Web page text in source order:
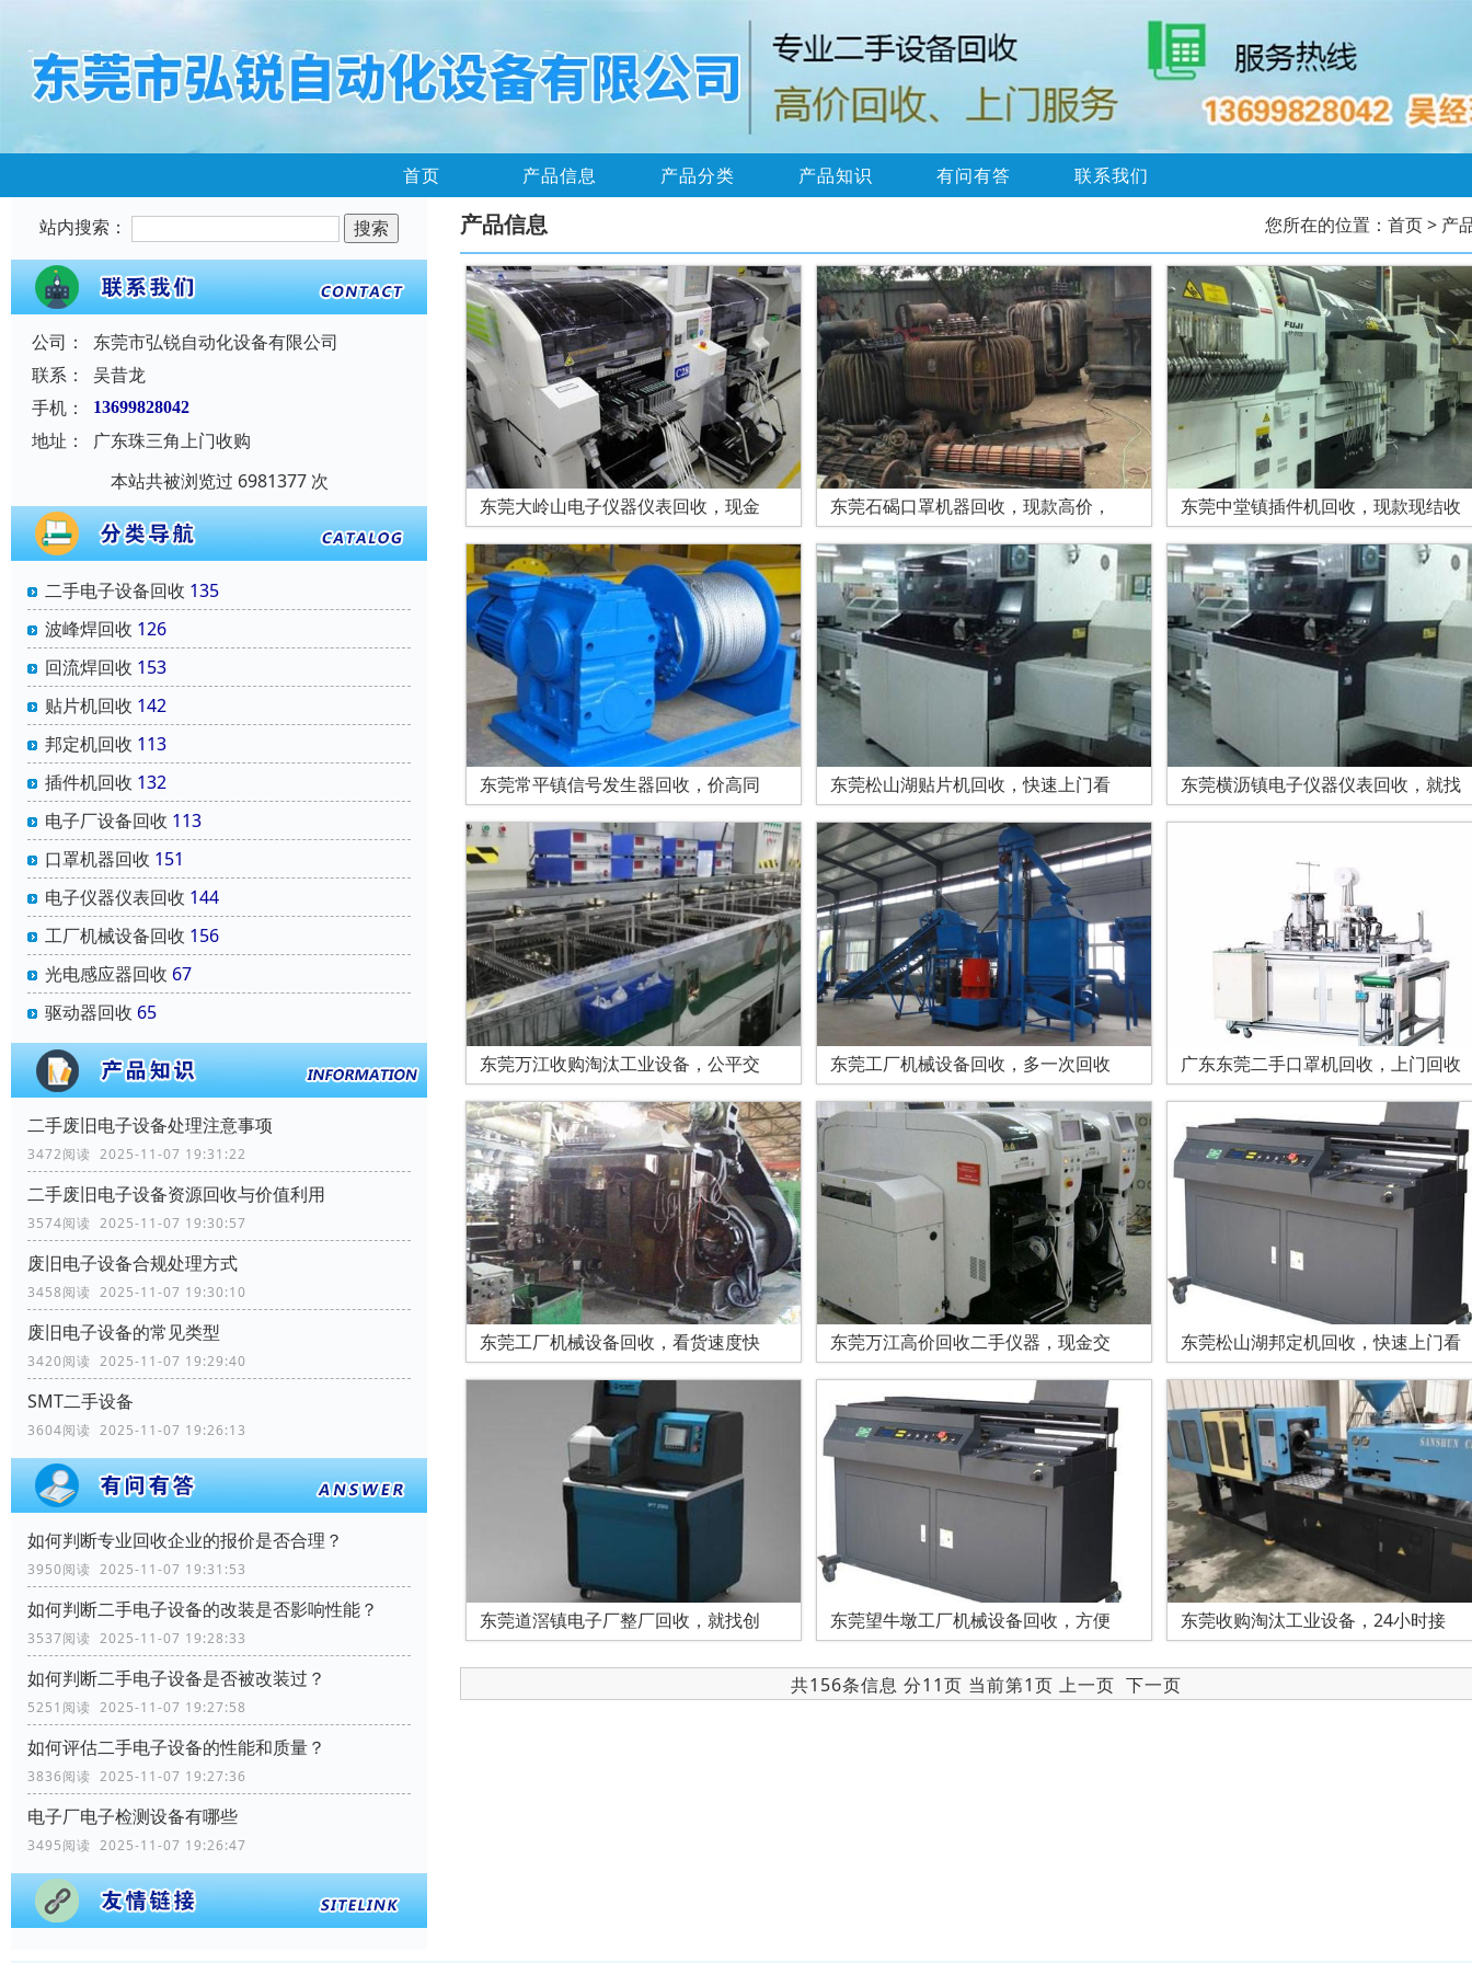
首页 产品信息 产品分类 产品知识 有问有答 联系我们
站内搜索：
公司：
东莞市弘锐自动化设备有限公司
联系：
吴昔龙
手机：
13699828042
地址：
广东珠三角上门收购
本站共被浏览过 6981377 次
二手电子设备回收 135
波峰焊回收 126
回流焊回收 153
贴片机回收 142
邦定机回收 113
插件机回收 132
电子厂设备回收 113
口罩机器回收 151
电子仪器仪表回收 144
工厂机械设备回收 156
光电感应器回收 67
驱动器回收 65
二手废旧电子设备处理注意事项
3472阅读 2025-11-07 19:31:22
二手废旧电子设备资源回收与价值利用
3574阅读 2025-11-07 19:30:57
废旧电子设备合规处理方式
3458阅读 2025-11-07 19:30:10
废旧电子设备的常见类型
3420阅读 2025-11-07 19:29:40
SMT二手设备
3604阅读 2025-11-07 19:26:13
如何判断专业回收企业的报价是否合理？
3950阅读 2025-11-07 19:31:53
如何判断二手电子设备的改装是否影响性能？
3537阅读 2025-11-07 19:28:33
如何判断二手电子设备是否被改装过？
5251阅读 2025-11-07 19:27:58
如何评估二手电子设备的性能和质量？
3836阅读 2025-11-07 19:27:36
电子厂电子检测设备有哪些
3495阅读 2025-11-07 19:26:47
产品信息 您所在的位置： 首页> 产
东莞大岭山电子仪器仪表回收，现金 东莞石碣口罩机器回收，现款高价， 东莞中堂镇插件机回收，现款现结收
东莞常平镇信号发生器回收，价高同 东莞松山湖贴片机回收，快速上门看 东莞横沥镇电子仪器仪表回收，就找
东莞万江收购淘汰工业设备，公平交 东莞工厂机械设备回收，多一次回收 广东东莞二手口罩机回收，上门回收
东莞工厂机械设备回收，看货速度快 东莞万江高价回收二手仪器，现金交 东莞松山湖邦定机回收，快速上门看
东莞道滘镇电子厂整厂回收，就找创 东莞望牛墩工厂机械设备回收，方便 东莞收购淘汰工业设备，24小时接
共156条信息 分11页 当前第1页 上一页 下一页